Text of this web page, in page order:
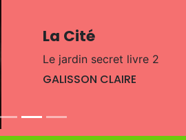
La Cité
Le jardin secret livre 2
GALISSON CLAIRE